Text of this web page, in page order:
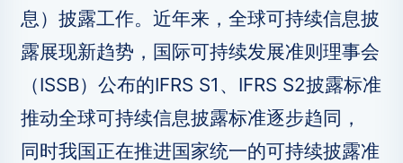
息）披露工作。近年来，全球可持续信息披
露展现新趋势，国际可持续发展准则理事会
（ISSB）公布的IFRS S1、IFRS S2披露标准
推动全球可持续信息披露标准逐步趋同，
同时我国正在推进国家统一的可持续披露准